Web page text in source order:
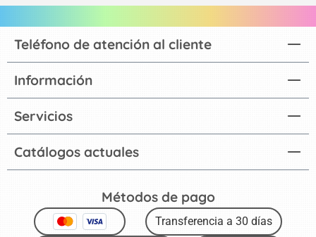
Catálogos actuales
Teléfono de atención al cliente
Información
Servicios
Métodos de pago
Transferencia a 30 días